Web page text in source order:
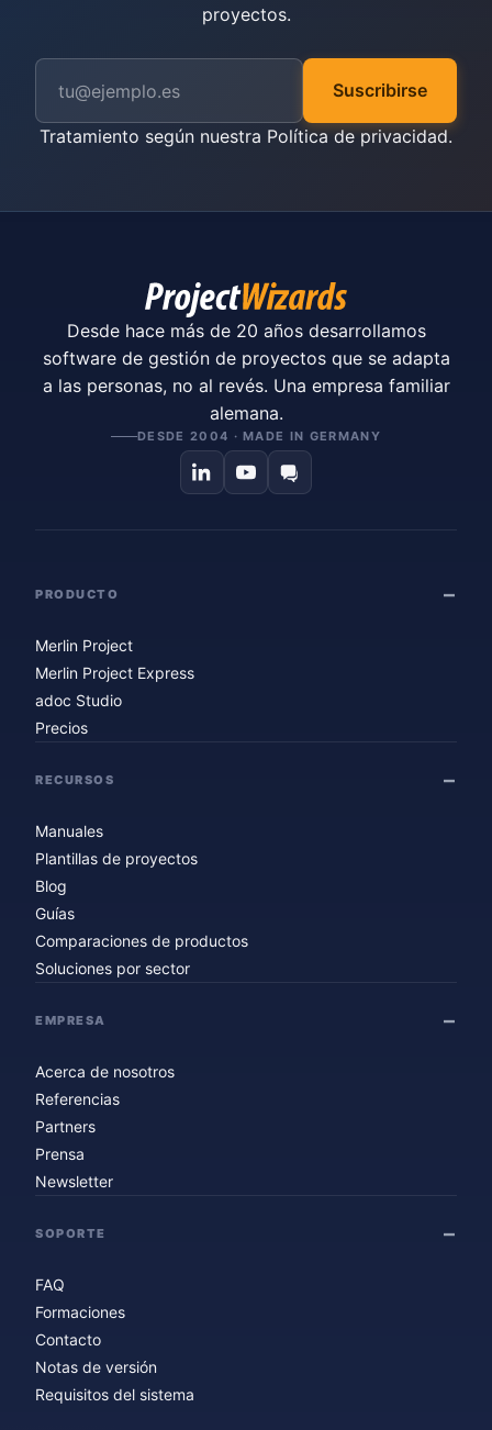
proyectos.
Suscribirse
Tratamiento según nuestra Política de privacidad.
Desde hace más de 20 años desarrollamos
software de gestión de proyectos que se adapta
a las personas, no al revés. Una empresa familiar
alemana.
DESDE 2004 · MADE IN GERMANY
PRODUCTO
Merlin Project
Merlin Project Express
adoc Studio
Precios
RECURSOS
Manuales
Plantillas de proyectos
Blog
Guías
Comparaciones de productos
Soluciones por sector
EMPRESA
Acerca de nosotros
Referencias
Partners
Prensa
Newsletter
SOPORTE
FAQ
Formaciones
Contacto
Notas de versión
Requisitos del sistema